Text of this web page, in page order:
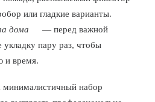
или гладкие варианты.
дома
— перед важной
укладку пару раз, чтобы
и время.
минималистичный набор